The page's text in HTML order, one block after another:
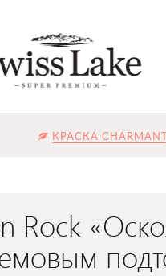
КРАСКА CHARMANT
Rock